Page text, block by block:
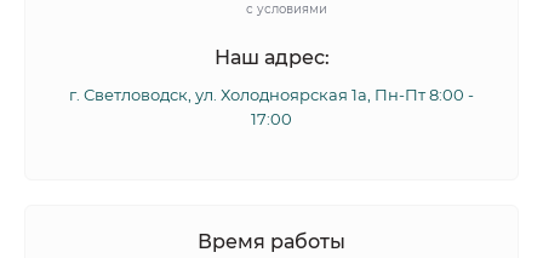
с условиями
Наш адрес:
г. Светловодск, ул. Холодноярская 1а, Пн-Пт 8:00 -
17:00
Время работы